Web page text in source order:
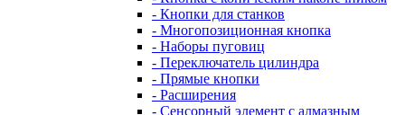
- Кнопки для станков
- Многопозиционная кнопка
- Наборы пуговиц
- Переключатель цилиндра
- Прямые кнопки
- Расширения
- Сенсорный элемент с алмазным